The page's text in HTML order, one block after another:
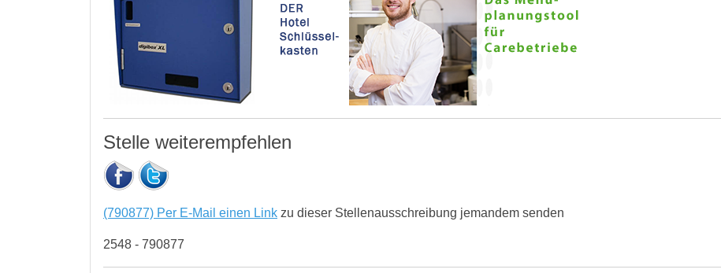
Stelle weiterempfehlen
(790877) Per E-Mail einen Link zu dieser Stellenausschreibung jemandem senden
2548 - 790877